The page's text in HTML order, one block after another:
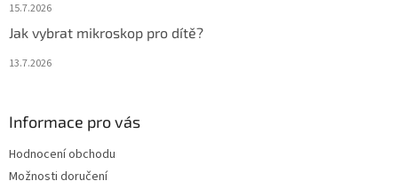
15.7.2026
Jak vybrat mikroskop pro dítě?
13.7.2026
Informace pro vás
Hodnocení obchodu
Možnosti doručení